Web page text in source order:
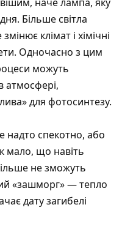
Більше світла
клімат і хімічні
Одночасно з цим
можуть
атмосфері,
для фотосинтезу.
надто спекотно, або
мало, що навіть
не зможуть
«зашморг» — тепло
дату загибелі